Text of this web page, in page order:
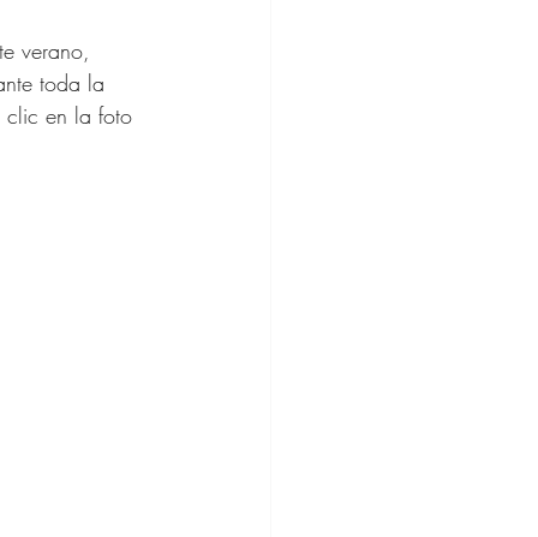
verano,
toda la
clic en la foto